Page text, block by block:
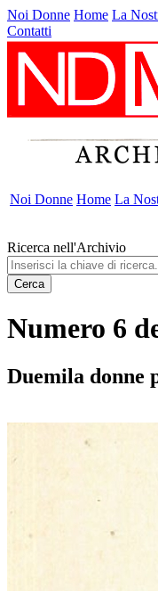
Noi Donne Home La
Contatti
Noi Donne Home La
Ricerca nell'Archivio
Cerca
Numero 6
Duemila donne